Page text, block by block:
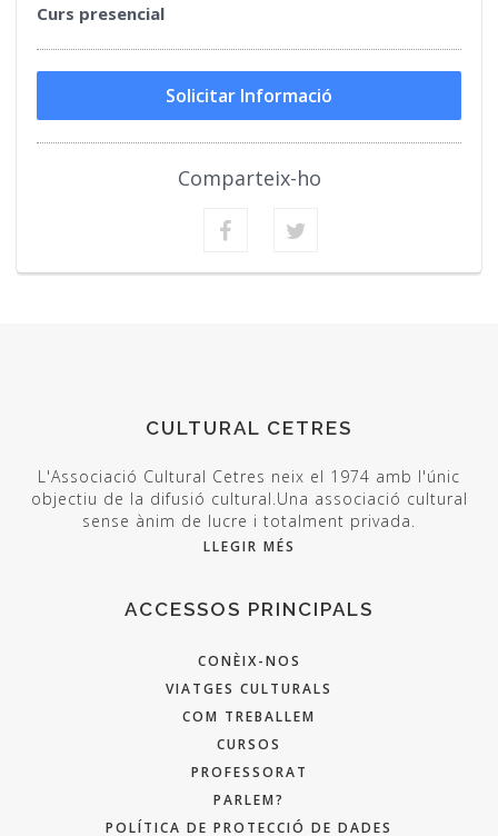
Curs presencial
Solicitar Informació
Comparteix-ho
CULTURAL CETRES
L'Associació Cultural Cetres neix el 1974 amb l'únic
objectiu de la difusió cultural.Una associació cultural
sense ànim de lucre i totalment privada.
LLEGIR MÉS
ACCESSOS PRINCIPALS
CONÈIX-NOS
VIATGES CULTURALS
COM TREBALLEM
CURSOS
PROFESSORAT
PARLEM?
POLÍTICA DE PROTECCIÓ DE DADES